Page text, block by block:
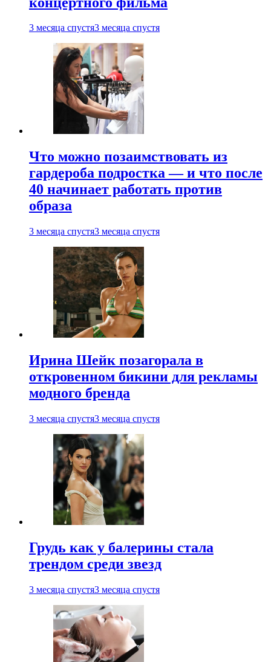
3 месяца спустя3 месяца спустя
Что можно позаимствовать из
гардероба подростка — и что после
40 начинает работать против
образа
3 месяца спустя3 месяца спустя
Ирина Шейк позагорала в
откровенном бикини для рекламы
модного бренда
3 месяца спустя3 месяца спустя
Грудь как у балерины стала
трендом среди звезд
3 месяца спустя3 месяца спустя